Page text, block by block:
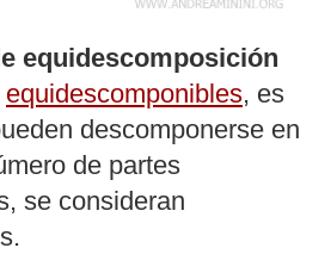
equidescomposición
equidescomponibles, es
descomponerse en
de partes
se consideran